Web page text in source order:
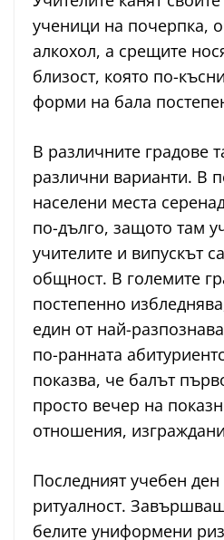
ученици на почерпка,
алкохол, а срещите
близост, която по-
форми на бала
В различните градове
различни варианти. В
населени места
по-дълго, защото там
учителите и випускът
общност. В големите
постепенно
един от най-
по-ранната
показва, че балът
просто вечер на
отношения,
Последният учебен
ритуалност.
белите униформени